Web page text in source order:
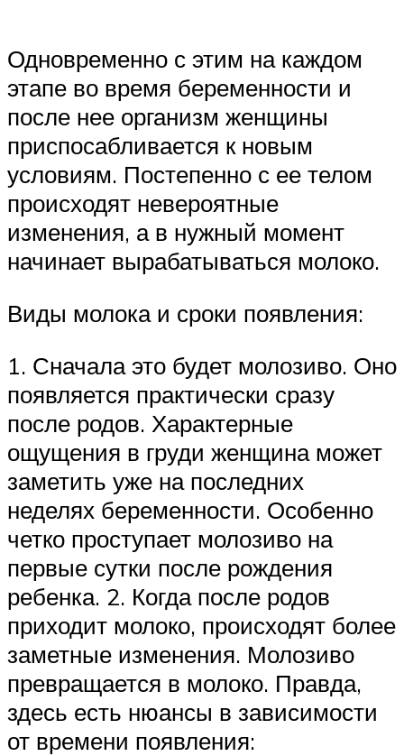
Одновременно с этим на каждом
этапе во время беременности и
после нее организм женщины
приспосабливается к новым
условиям. Постепенно с ее телом
происходят невероятные
изменения, а в нужный момент
начинает вырабатываться молоко.
Виды молока и сроки появления:
1. Сначала это будет молозиво. Оно
появляется практически сразу
после родов. Характерные
ощущения в груди женщина может
заметить уже на последних
неделях беременности. Особенно
четко проступает молозиво на
первые сутки после рождения
ребенка. 2. Когда после родов
приходит молоко, происходят более
заметные изменения. Молозиво
превращается в молоко. Правда,
здесь есть нюансы в зависимости
от времени появления: